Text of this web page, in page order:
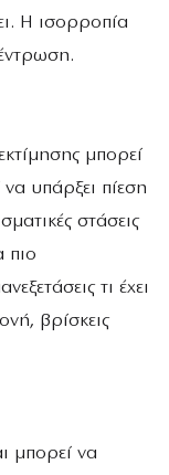
Η ισορροπία
μπορεί
υπάρξει πίεση
στάσεις
πιο
τι έχει
βρίσκεις
μπορεί να